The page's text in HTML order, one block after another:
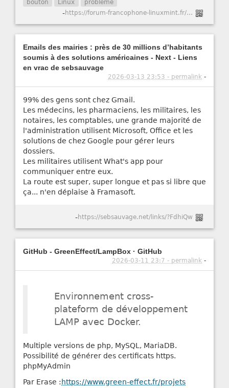
bouton Linux problème
- https://forum-francophone-linuxmint.fr/viewtopic.php?t=21751
Emails des mairies : près de 30 millions d’habitants
soumis à des solutions américaines - Next - Liens
en vrac de sebsauvage
2026-03-13 23:53 - permalink -
99% des gens sont chez Gmail.
Les médecins, les pharmaciens, les militaires, les
notaires, les comptables, une grande majorité de
l'administration utilisent Microsoft, Office et les
solutions de chez Google pour gérer leurs
dossiers.
Les militaires utilisent What's app pour
communiquer entre eux.
La route est super, super longue et pas si libre que
ça... n'en déplaise à Framasoft.
-https://sebsauvage.net/links/?FdhiQw
GitHub - GreenEffect/LampBox · GitHub
2026-03-11 23:7 - permalink -
Environnement cross-
plateform de développement
LAMP avec Docker.
Multiple versions de php, MySQL, MariaDB.
Possibilité de générer des certificats https.
phpMyAdmin
Par Erase : https://www.green-effect.fr/projets